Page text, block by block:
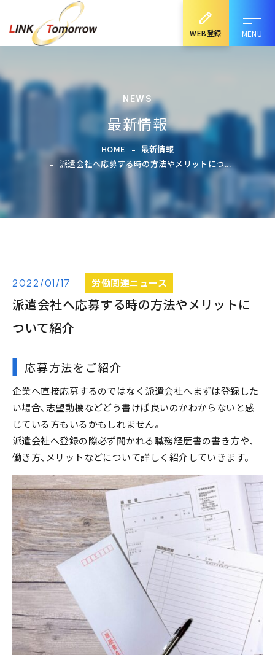
WEB登録
NEWS
最新情報
HOME
最新情報
派遣会社へ応募する時の方法やメリットにつ...
2022/01/17 労働関連ニュース
派遣会社へ応募する時の方法やメリットに
ついて紹介
応募方法をご紹介
企業へ直接応募するのではなく派遣会社へまずは登録した
い場合、志望動機などどう書けば良いのかわからないと感
じている方もいるかもしれません。
派遣会社へ登録の際必ず聞かれる職務経歴書の書き方や、
働き方、メリットなどについて詳しく紹介していきます。